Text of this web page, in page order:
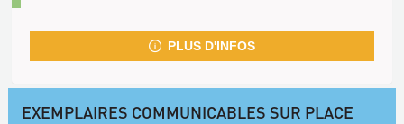
PLUS D'INFOS
EXEMPLAIRES COMMUNICABLES SUR PLACE